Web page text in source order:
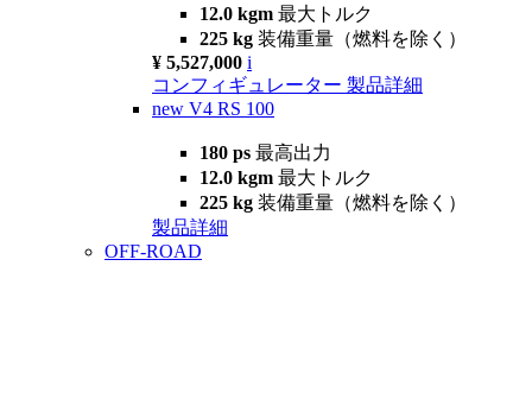
12.0 kgm 最大トルク
225 kg 装備重量（燃料を除く）
¥ 5,527,000 i
コンフィギュレーター 製品詳細
new V4 RS 100
180 ps 最高出力
12.0 kgm 最大トルク
225 kg 装備重量（燃料を除く）
製品詳細
OFF-ROAD